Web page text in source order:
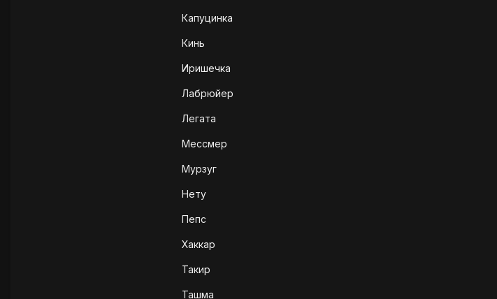
Капуцинка
Кинь
Иришечка
Лабрюйер
Легата
Мессмер
Мурзуг
Нету
Пепс
Хаккар
Такир
Ташма